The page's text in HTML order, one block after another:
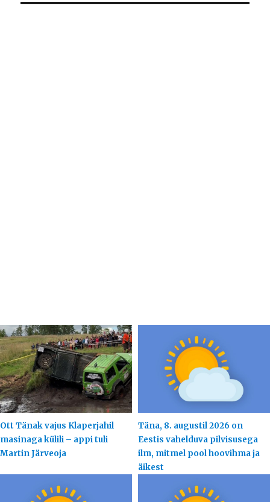
Ott Tänak vajus Klaperjahil
masinaga külili – appi tuli
Martin Järveoja
Täna, 8. augustil 2026 on
Eestis vahelduva pilvisusega
ilm, mitmel pool hoovihma ja
äikest